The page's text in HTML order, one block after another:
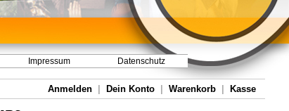
Impressum Datenschutz
Anmelden Dein Konto Warenkorb Kasse